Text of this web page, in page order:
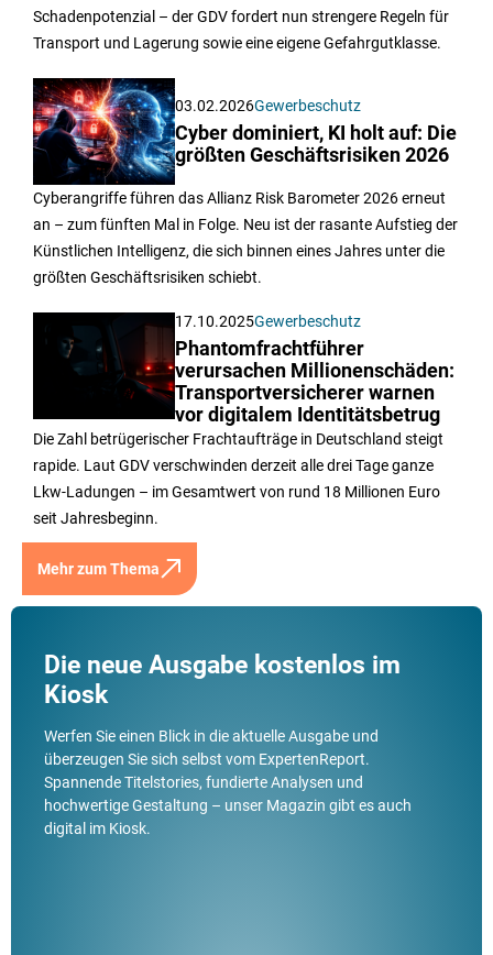
Schadenpotenzial – der GDV fordert nun strengere Regeln für
Transport und Lagerung sowie eine eigene Gefahrgutklasse.
03.02.2026Gewerbeschutz
Cyber dominiert, KI holt auf: Die
größten Geschäftsrisiken 2026
Cyberangriffe führen das Allianz Risk Barometer 2026 erneut
an – zum fünften Mal in Folge. Neu ist der rasante Aufstieg der
Künstlichen Intelligenz, die sich binnen eines Jahres unter die
größten Geschäftsrisiken schiebt.
17.10.2025Gewerbeschutz
Phantomfrachtführer
verursachen Millionenschäden:
Transportversicherer warnen
vor digitalem Identitätsbetrug
Die Zahl betrügerischer Frachtaufträge in Deutschland steigt
rapide. Laut GDV verschwinden derzeit alle drei Tage ganze
Lkw-Ladungen – im Gesamtwert von rund 18 Millionen Euro
seit Jahresbeginn.
Mehr zum Thema
Die neue Ausgabe kostenlos im
Kiosk
Werfen Sie einen Blick in die aktuelle Ausgabe und
überzeugen Sie sich selbst vom ExpertenReport.
Spannende Titelstories, fundierte Analysen und
hochwertige Gestaltung – unser Magazin gibt es auch
digital im Kiosk.